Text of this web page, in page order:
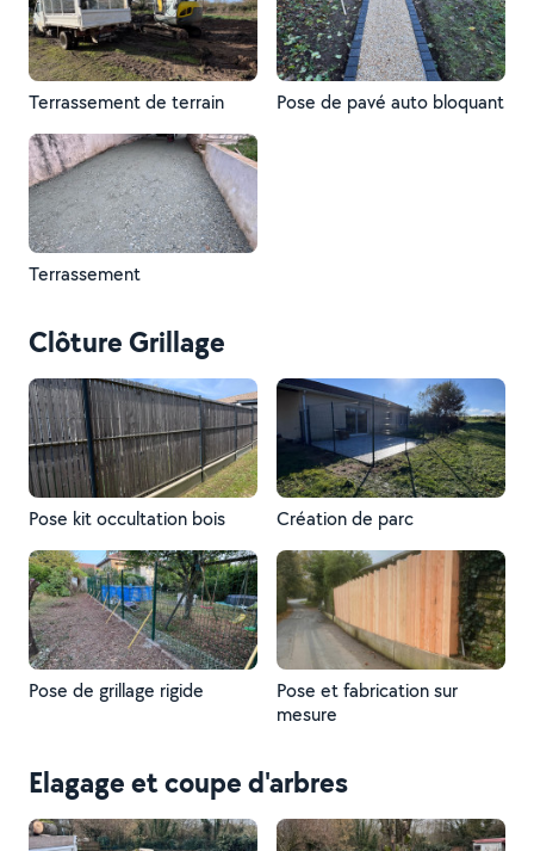
Terrassement de terrain Pose de pavé auto bloquant
Terrassement
Clôture Grillage
Pose kit occultation bois Création de parc
Pose de grillage rigide
Pose et fabrication sur
mesure
Elagage et coupe d'arbres